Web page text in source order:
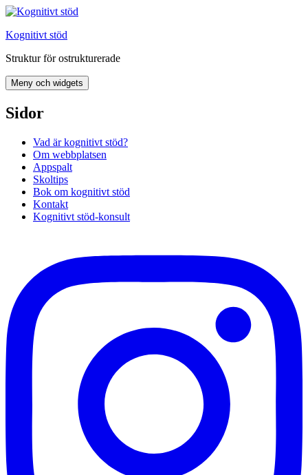
Hoppa
innehåll
Kognitivt stöd
Struktur för ostrukturerade
Meny och widgets
Sidor
Vad är kognitivt stöd?
Om webbplatsen
Appspalt
Skoltips
Bok om kognitivt stöd
Kontakt
Kognitivt stöd-konsult